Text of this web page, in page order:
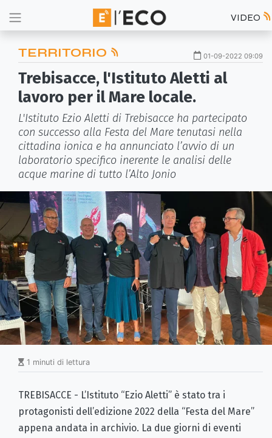
VIDEO
TERRITORIO 01-09-2022 09:09
Trebisacce, l'Istituto Aletti al
lavoro per il Mare locale.
L'Istituto Ezio Aletti di Trebisacce ha partecipato
con successo alla Festa del Mare tenutasi nella
cittadina ionica e ha annunciato l’avvio di un
laboratorio specifico inerente le analisi delle
acque marine di tutto l’Alto Jonio
1 minuti di lettura
TREBISACCE - L’Istituto “Ezio Aletti” è stato tra i
protagonisti dell’edizione 2022 della “Festa del Mare”
appena andata in archivio. La due giorni di eventi